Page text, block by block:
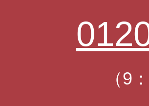
（9